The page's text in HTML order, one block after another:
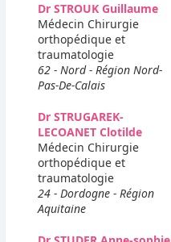
Dr STROUK Guillaume
Médecin Chirurgie
orthopédique et
traumatologie
62 - Nord - Région Nord-
Pas-De-Calais
Dr STRUGAREK-
LECOANET Clotilde
Médecin Chirurgie
orthopédique et
traumatologie
24 - Dordogne - Région
Aquitaine